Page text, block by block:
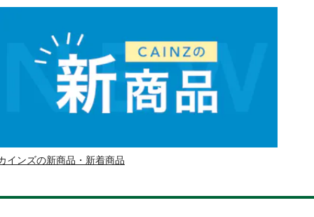
インズの新商品・新着商品